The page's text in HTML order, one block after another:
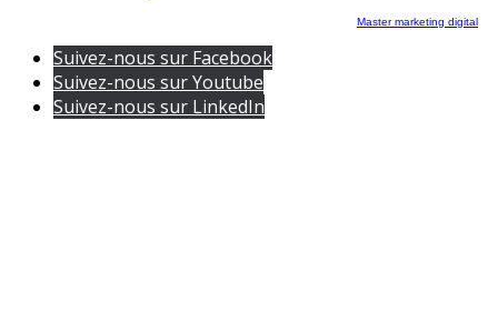
Master marketing digital
Suivez-nous sur Facebook
Suivez-nous sur Youtube
Suivez-nous sur LinkedIn